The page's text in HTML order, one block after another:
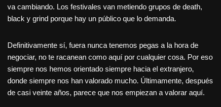
va cambiando. Los festivales van metiendo grupos de death,
black y grind porque hay un público que lo demanda.
Definitivamente sí, fuera nunca tenemos pegas a la hora de
negociar, no te racanean como aquí por cualquier cosa. Por eso
siempre nos hemos orientado siempre hacia el extranjero,
donde siempre nos han valorado mucho. Últimamente, después
de casi veinte años, parece que nos empiezan a valorar aquí.